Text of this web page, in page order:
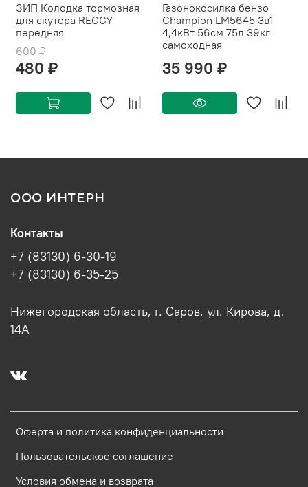
ЗИП Колодка тормозная
для скутера REGGY
передняя
600 ₽
480 ₽
Газонокосилка бензо
Champion LM5645 3в1
4,4кВт 56см 75л 39кг
самоходная
35 990 ₽
ООО ИНТЕРН
Оферта и политика конфиденциальности
Пользовательское соглашение
Условия обмена и возврата
Контакты
+7 (83130) 6-30-19
+7 (83130) 6-35-25
Нижегородская область, г. Саров, ул. Кирова, д.
14А